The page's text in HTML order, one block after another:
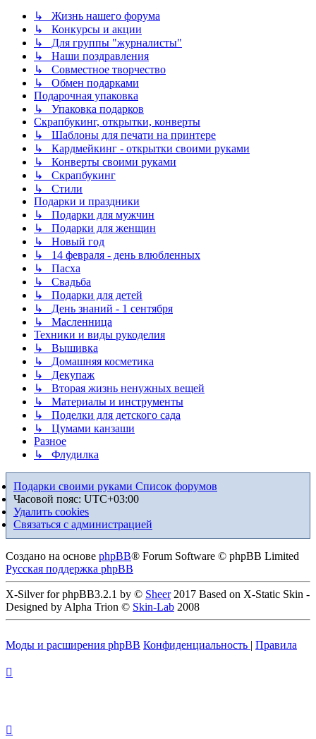
↳ Жизнь нашего форума
↳ Конкурсы и акции
↳ Для группы "журналисты"
↳ Наши поздравления
↳ Совместное творчество
↳ Обмен подарками
Подарочная упаковка
↳ Упаковка подарков
Скрапбукинг, открытки, конверты
↳ Шаблоны для печати на принтере
↳ Кардмейкинг - открытки своими руками
↳ Конверты своими руками
↳ Скрапбукинг
↳ Стили
Подарки и праздники
↳ Подарки для мужчин
↳ Подарки для женщин
↳ Новый год
↳ 14 февраля - день влюбленных
↳ Пасха
↳ Свадьба
↳ Подарки для детей
↳ День знаний - 1 сентября
↳ Масленница
Техники и виды рукоделия
↳ Вышивка
↳ Домашняя косметика
↳ Декупаж
↳ Вторая жизнь ненужных вещей
↳ Материалы и инструменты
↳ Поделки для детского сада
↳ Цумами канзаши
Разное
↳ Флудилка
Подарки своими руками Список форумов
Часовой пояс: UTC+03:00
Удалить cookies
Связаться с администрацией
Создано на основе phpBB® Forum Software © phpBB Limited
Русская поддержка phpBB
X-Silver for phpBB3.2.1 by © Sheer2017 Based on X-Static Skin -
Designed by Alpha Trion © Skin-Lab 2008
Моды и расширения phpBB Конфиденциальность | Правила